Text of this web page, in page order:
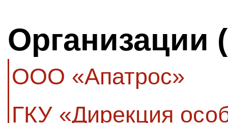
Организации
ООО «Апатрос»
ГКУ «Дирекция